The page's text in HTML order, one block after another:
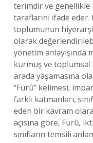
terimdir ve genellikle
taraflarını ifade eder.
toplumunun
olarak
yönetim
kurmuş ve toplumsal
arada yaşamasına
“Fürû” kelimesi,
farklı katmanları,
eden bir kavram
açısına göre, Fürû,
sınıfların temsili